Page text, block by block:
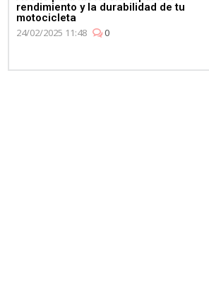
rendimiento y la durabilidad de tu
motocicleta
24/02/2025 11:48
0